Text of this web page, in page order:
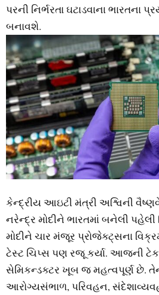
પરની નિર્ભરતા ઘટાડવાના ભારતના
બનાવશે.
કેન્‍દ્રીય આઇટી મંત્રી અશ્વિની
નરેન્‍દ્ર મોદીને ભારતમાં બનેલી
મોદીને ચાર મંજૂર પ્રોજેક્‍ટ્‍સના
ટેસ્‍ટ ચિપ્‍સ પણ રજૂ કર્યા. આજની
સેમિકન્‍ડક્‍ટર ખૂબ જ મહત્‍વપૂર્ણ છે.
આરોગ્‍યસંભાળ, પરિવહન,